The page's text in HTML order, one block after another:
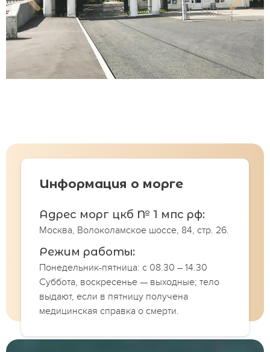
Информация о морге
Адрес морг цкб № 1 мпс рф:
Москва, Волоколамское шоссе, 84, стр. 26.
Режим работы:
Понедельник-пятница: с 08.30 – 14.30
Суббота, воскресенье — выходные; тело
выдают, если в пятницу получена
медицинская справка о смерти.